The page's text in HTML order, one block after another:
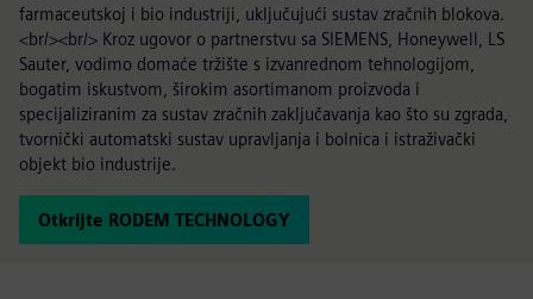
farmaceutskoj i bio industriji, uključujući sustav zračnih blokova.
<br/><br/> Kroz ugovor o partnerstvu sa SIEMENS, Honeywell, LS
Sauter, vodimo domaće tržište s izvanrednom tehnologijom,
bogatim iskustvom, širokim asortimanom proizvoda i
specijaliziranim za sustav zračnih zaključavanja kao što su zgrada,
tvornički automatski sustav upravljanja i bolnica i istraživački
objekt bio industrije.
Otkrijte RODEM TECHNOLOGY